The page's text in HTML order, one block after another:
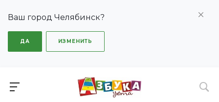
Ваш город Челябинск?
ДА ИЗМЕНИТЬ